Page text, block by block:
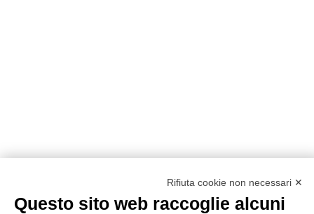
Rifiuta cookie non necessari ✕
Questo sito web raccoglie alcuni